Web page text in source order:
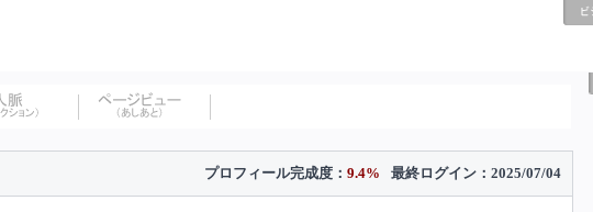
最終ログイン： 2025/07/04
プロフィール完成度： 9.4%